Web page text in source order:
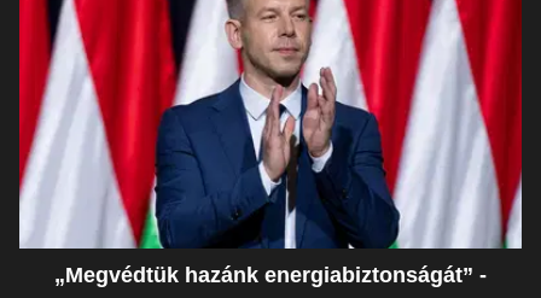
„Megvédtük hazánk energiabiztonságát” -